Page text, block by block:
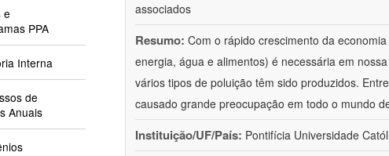
e
PPA
Interna
de
Anuais
associados
Resumo: Com o rápido crescimento da
energia, água e alimentos) é necessária em
vários tipos de poluição têm sido produzidos.
causado grande preocupação em todo o mundo
Instituição/UF/País: Pontifícia Universidade